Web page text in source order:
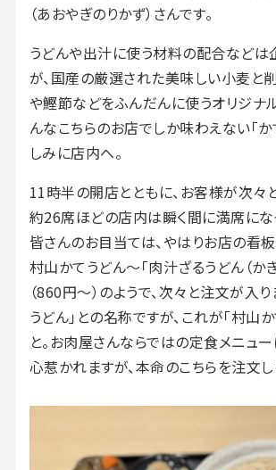
（あおやぎのりかず）さんです。
うどんや出汁に使う材料の配合などは
が、国産の厳選された美味しい小麦と
や鰹節などをふんだんに使うオリジナ
んなこちらのお店でしか味わえない「か
しみに店内へ。
11時半の開店とともに、お客様が次々
約26席ほどの店内は瞬く間に満席にな
皆さんのお目当ては、やはりお店の看
村山かてうどん〜「肉汁ざるうどん（か
（860円〜）のようで、次々と注文が入り
うどん」との名称ですが、これが「村山
と。お肉屋さんならではの定食メニュー
心惹かれますが、本命のこちらを注文し